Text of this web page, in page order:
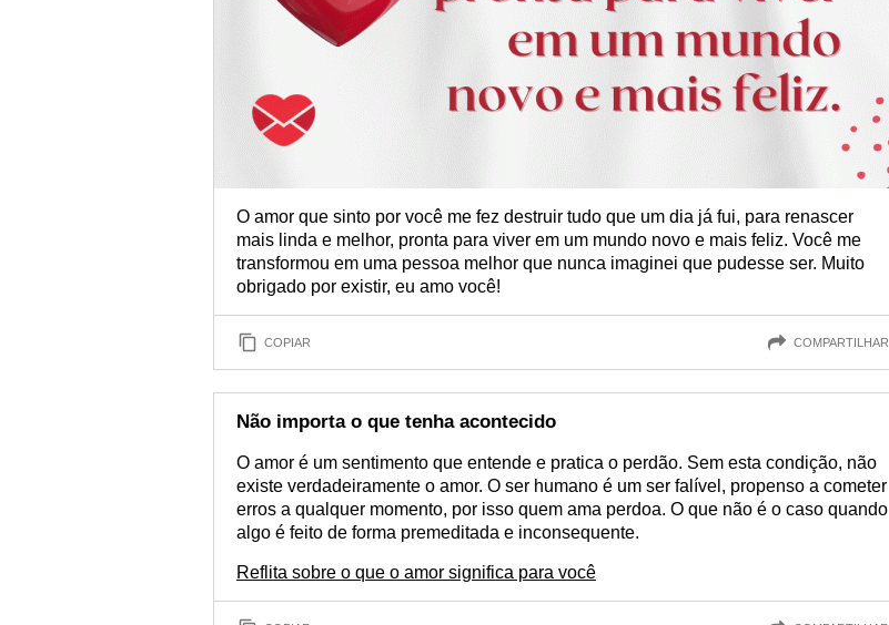
O amor que sinto por você me fez destruir tudo que um dia já fui, para renascer
mais linda e melhor, pronta para viver em um mundo novo e mais feliz. Você me
transformou em uma pessoa melhor que nunca imaginei que pudesse ser. Muito
obrigado por existir, eu amo você!
COPIAR COMPARTILHAR
Não importa o que tenha acontecido
O amor é um sentimento que entende e pratica o perdão. Sem esta condição, não
existe verdadeiramente o amor. O ser humano é um ser falível, propenso a cometer
erros a qualquer momento, por isso quem ama perdoa. O que não é o caso quando
algo é feito de forma premeditada e inconsequente.
Reflita sobre o que o amor significa para você